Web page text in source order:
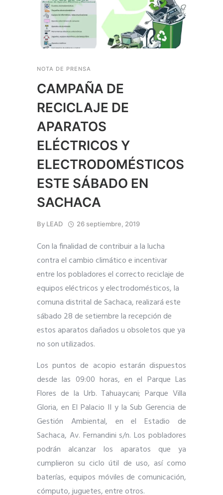
NOTA DE PRENSA
CAMPAÑA DE
RECICLAJE DE
APARATOS
ELÉCTRICOS Y
ELECTRODOMÉSTICOS
ESTE SÁBADO EN
SACHACA
By LEAD 26 septiembre, 2019
Con la finalidad de contribuir a la lucha
contra el cambio climático e incentivar
entre los pobladores el correcto reciclaje de
equipos eléctricos y electrodomésticos, la
comuna distrital de Sachaca, realizará este
sábado 28 de setiembre la recepción de
estos aparatos dañados u obsoletos que ya
no son utilizados.
Los puntos de acopio estarán dispuestos
desde las 09:00 horas, en el Parque Las
Flores de la Urb. Tahuaycani; Parque Villa
Gloria, en El Palacio II y la Sub Gerencia de
Gestión Ambiental, en el Estadio de
Sachaca, Av. Fernandini s/n. Los pobladores
podrán alcanzar los aparatos que ya
cumplieron su ciclo útil de uso, así como
baterías, equipos móviles de comunicación,
cómputo, juguetes, entre otros.